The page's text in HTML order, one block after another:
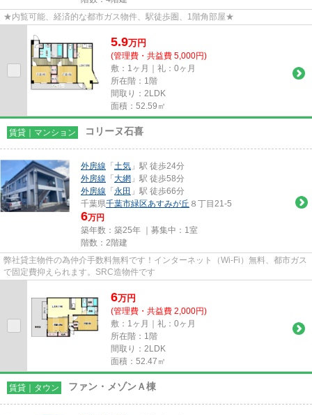
★内覧可能、経済的な都市ガス物件、駅徒歩圏、1階角部屋★
5.9万円
(管理費・共益費 5,000円)
敷：1ヶ月｜礼：0ヶ月
所在階：1階
間取り：2LDK
面積：52.59㎡
賃貸｜マンション コリーヌ石喜
外房線 「 土気 」駅 徒歩24分
外房線 「 大網 」駅 徒歩58分
外房線 「 永田 」駅 徒歩66分
千葉県千葉市緑区あすみが丘 ８丁目21-5
6万円
築年数：築25年 ｜募集中： 1室
階数：2階建
弊社貸主物件の為仲介手数料無料です！インターネット（Wi-Fi）無料、都市ガス
で固定費抑えられます。SRC造物件です
6万円
(管理費・共益費 2,000円)
敷：1ヶ月｜礼：0ヶ月
所在階：1階
間取り：2LDK
面積：52.47㎡
賃貸｜タウン ファン・メゾンＡ棟